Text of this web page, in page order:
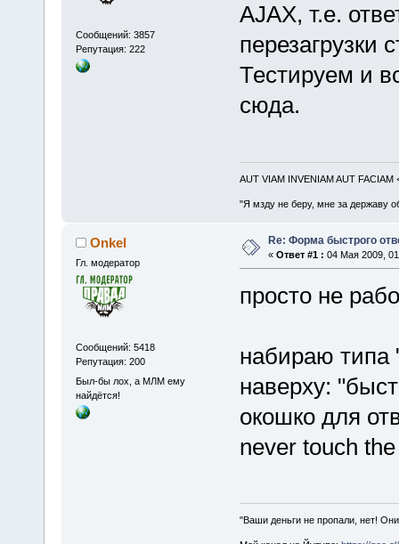
Сообщений: 3857
Репутация: 222
AJAX, т.е.
перезагрузки
Тестируем и
сюда.
AUT VIAM INVENIAM AUT FACIAM
"Я мзду не беру, мне за державу
Onkel
Гл. модератор
Сообщений: 5418
Репутация: 200
Был-бы лох, а МЛМ ему
найдётся!
Re: Форма быстрого
« Ответ #1 : 04 Мая 2009,
просто не
набираю типа
наверху:
окошко для
never touch
"Ваши деньги не пропали, нет!